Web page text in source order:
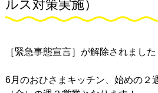
ルス対策実施）
［緊急事態宣言］が解除されました
6月のおひさまキッチン、始めの２